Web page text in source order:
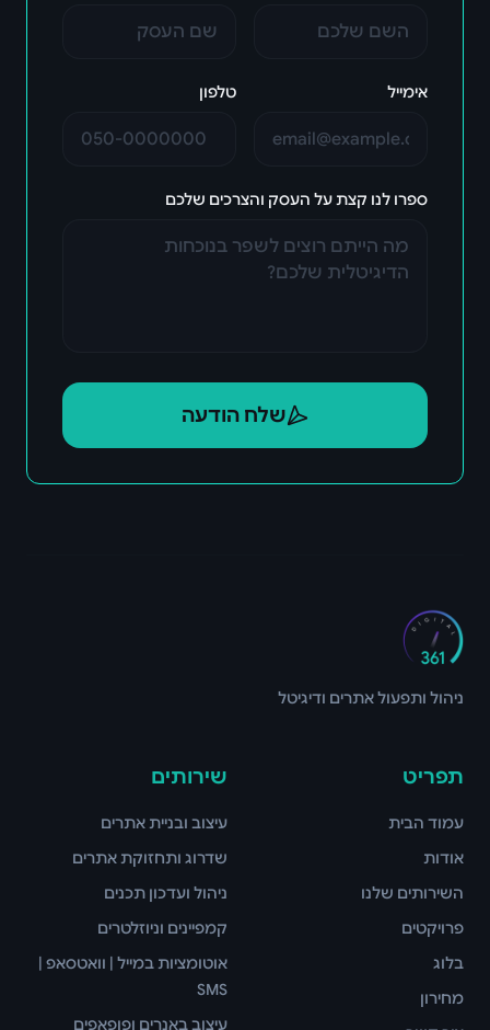
אימייל טלפון
ספרו לנו קצת על העסק והצרכים שלכם
שלח הודעה
ניהול ותפעול אתרים ודיגיטל
תפריט
עמוד הבית
אודות
השירותים שלנו
פרויקטים
בלוג
מחירון
שירותים
עיצוב ובניית אתרים
שדרוג ותחזוקת אתרים
ניהול ועדכון תכנים
קמפיינים וניוזלטרים
אוטומציות במייל | וואטסאפ |
SMS
עיצוב באנרים ופופאפים